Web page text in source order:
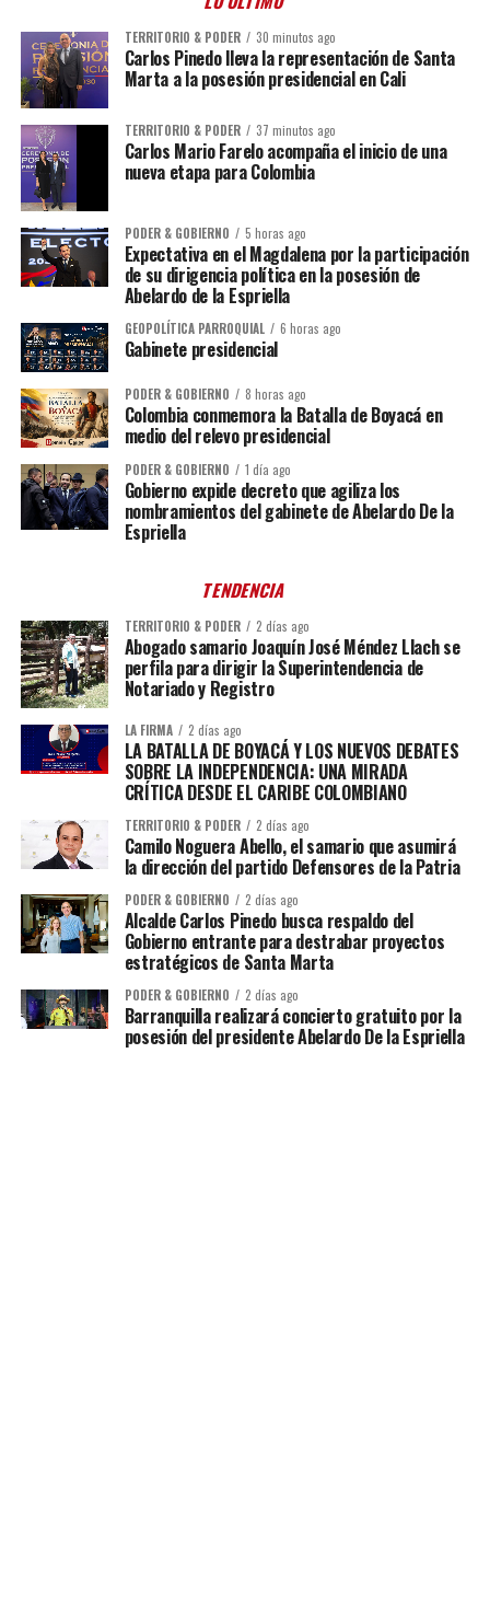
TERRITORIO & PODER 30 minutos ago
Carlos Pinedo lleva la representación de Santa
Marta a la posesión presidencial en Cali
TERRITORIO & PODER 37 minutos ago
Carlos Mario Farelo acompaña el inicio de una
nueva etapa para Colombia
PODER & GOBIERNO 5 horas ago
Expectativa en el Magdalena por la participación
de su dirigencia política en la posesión de
Abelardo de la Espriella
GEOPOLÍTICA PARROQUIAL 6 horas ago
Gabinete presidencial
PODER & GOBIERNO 8 horas ago
Colombia conmemora la Batalla de Boyacá en
medio del relevo presidencial
PODER & GOBIERNO 1 día ago
Gobierno expide decreto que agiliza los
nombramientos del gabinete de Abelardo De la
Espriella
TENDENCIA
TERRITORIO & PODER 2 días ago
Abogado samario Joaquín José Méndez Llach se
perfila para dirigir la Superintendencia de
Notariado y Registro
LA FIRMA 2 días ago
LA BATALLA DE BOYACÁ Y LOS NUEVOS DEBATES
SOBRE LA INDEPENDENCIA: UNA MIRADA
CRÍTICA DESDE EL CARIBE COLOMBIANO
TERRITORIO & PODER 2 días ago
Camilo Noguera Abello, el samario que asumirá
la dirección del partido Defensores de la Patria
PODER & GOBIERNO 2 días ago
Alcalde Carlos Pinedo busca respaldo del
Gobierno entrante para destrabar proyectos
estratégicos de Santa Marta
PODER & GOBIERNO 2 días ago
Barranquilla realizará concierto gratuito por la
posesión del presidente Abelardo De la Espriella